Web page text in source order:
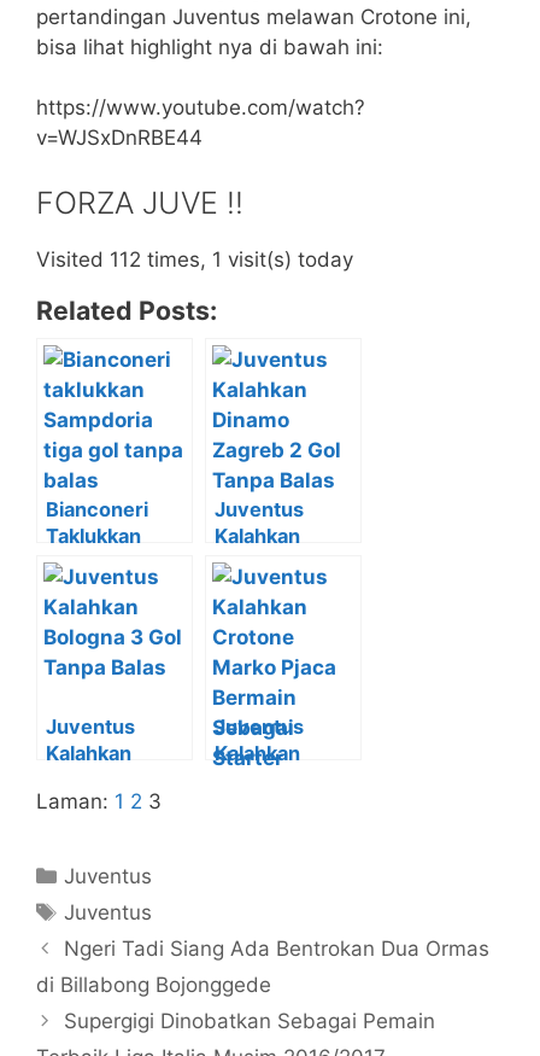
pertandingan Juventus melawan Crotone ini,
bisa lihat highlight nya di bawah ini:
https://www.youtube.com/watch?
v=WJSxDnRBE44
FORZA JUVE !!
Visited 112 times, 1 visit(s) today
Related Posts:
Bianconeri
Taklukkan
Sampdoria
Tiga Gol Tanpa
Balas
Juventus
Kalahkan
Dinamo
Zagreb 2 Gol
Tanpa Balas
Juventus
Kalahkan
Tanpa Balas
Juventus
Kalahkan
Laman: 1 2 3
Kategori
Juventus
Tag
Juventus
Ngeri Tadi Siang Ada Bentrokan Dua Ormas
di Billabong Bojonggede
Supergigi Dinobatkan Sebagai Pemain